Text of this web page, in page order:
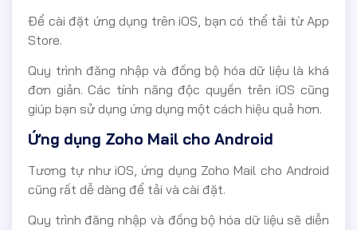
Để cài đặt ứng dụng trên iOS, bạn có thể tải từ App
Store.
Quy trình đăng nhập và đồng bộ hóa dữ liệu là khá
đơn giản. Các tính năng độc quyền trên iOS cũng
giúp bạn sử dụng ứng dụng một cách hiệu quả hơn.
Ứng dụng Zoho Mail cho Android
Tương tự như iOS, ứng dụng Zoho Mail cho Android
cũng rất dễ dàng để tải và cài đặt.
Quy trình đăng nhập và đồng bộ hóa dữ liệu sẽ diễn